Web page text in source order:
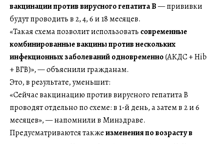
вакцинации против вирусного гепатита В— прививки
будут проводить в 2, 4, 6 и 18 месяцев.
«Такая схема позволит использовать современные
комбинированные вакцины против нескольких
инфекционных заболеваний одновременно(АКДС + Hib
+ ВГВ)», — объяснили гражданам.
Это, в результате, уменьшит:
«Сейчас вакцинацию против вирусного гепатита В
проводят отдельно по схеме: в 1-й день, а затем в 2 и 6
месяцев», — напомнили в Минздраве.
Предусматриваются такжеизменения по возрасту в